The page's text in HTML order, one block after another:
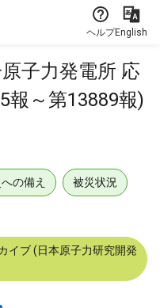
ヘルプEnglish
子力発電所 応
報～第13889報)
の備え 被災状況
イブ (日本原子力研究開発